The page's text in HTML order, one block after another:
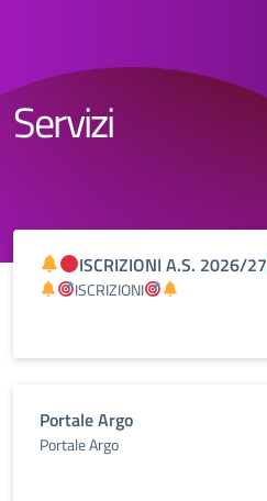
Servizi
ISCRIZIONI A.S. 2026/27
ISCRIZIONI
Portale Argo
Portale Argo